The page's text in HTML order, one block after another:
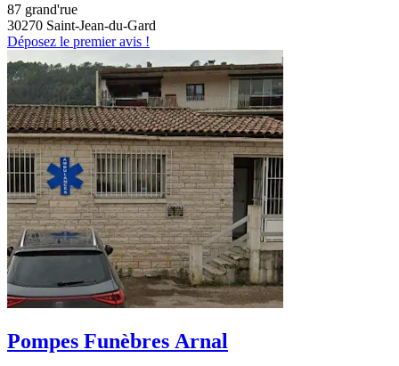
87 grand'rue
30270 Saint-Jean-du-Gard
Déposez le premier avis !
Pompes Funèbres Arnal